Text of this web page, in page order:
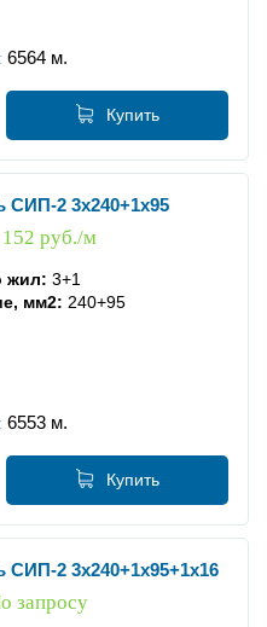
6564 м.
Купить
СИП-2 3x240+1x95
руб./м
жил: 3+1
мм2: 240+95
6553 м.
Купить
СИП-2 3x240+1x95+1x16
запросу